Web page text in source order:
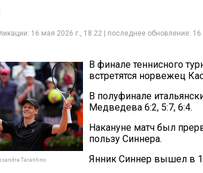
16 мая 2026 г., 18:22 | последнее обновление:
Tarantino
В финале теннисного
встретятся норвежец
В полуфинале
Медведева 6:2, 5:7, 6:4.
Накануне матч был
пользу Синнера.
Янник Синнер вышел в